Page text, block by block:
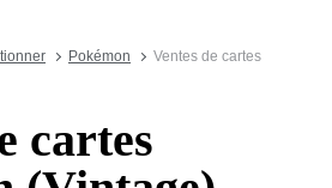
Pokémon
Ventes de cartes
cartes